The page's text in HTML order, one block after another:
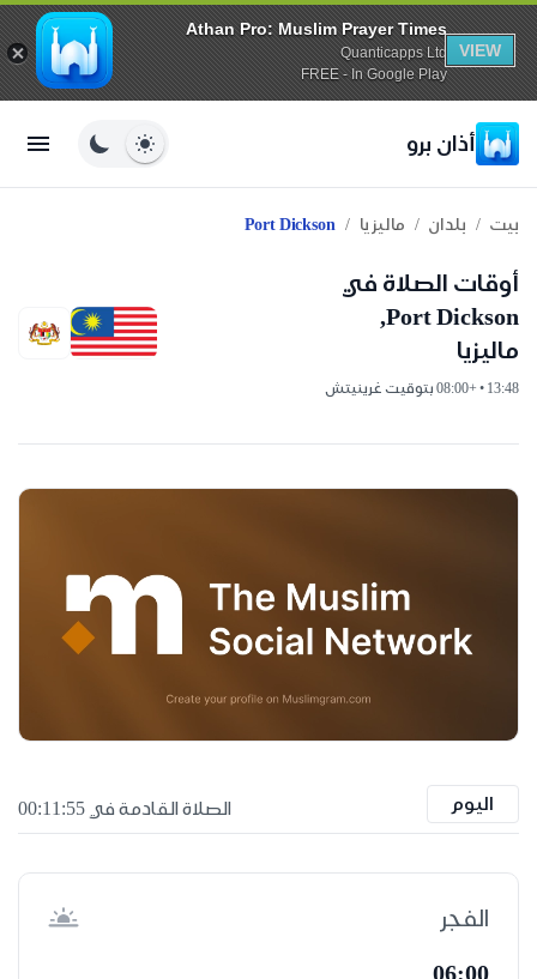
Athan Pro: Muslim Prayer Times
Quanticapps Ltd
FREE - In Google Play
VIEW
أذان برو
بيت / بلدان / ماليزيا /
Port Dickson
أوقات الصلاة في
Port Dickson,
ماليزيا
13:48 • +08:00 بتوقيت غرينيتش
اليوم الصلاة القادمة في 00:11:54
الفجر
06:00